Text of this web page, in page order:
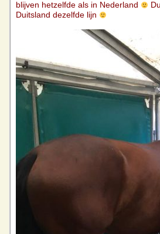
blijven hetzelfde als in Nederland
Duitsland dezelfde lijn